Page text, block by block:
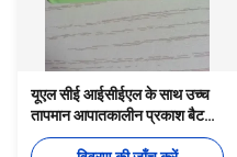
यूएल सीई आईसीईएल के साथ उच्च
तापमान आपातकालीन प्रकाश बैटरी
18720 4000 एमएएच